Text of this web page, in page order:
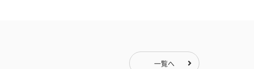
一覧へ